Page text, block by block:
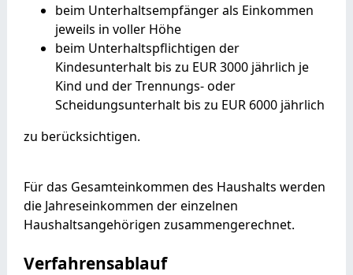
beim Unterhaltsempfänger als Einkommen
jeweils in voller Höhe
beim Unterhaltspflichtigen der
Kindesunterhalt bis zu EUR 3000 jährlich je
Kind und der Trennungs- oder
Scheidungsunterhalt bis zu EUR 6000 jährlich
zu berücksichtigen.
Für das Gesamteinkommen des Haushalts werden
die Jahreseinkommen der einzelnen
Haushaltsangehörigen zusammengerechnet.
Verfahrensablauf